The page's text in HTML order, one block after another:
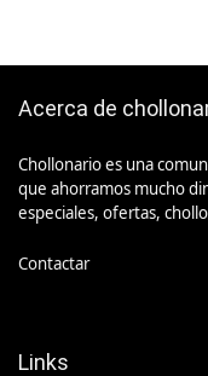
Acerca de
Chollonario es una
que ahorramos mucho
especiales, ofertas,
Contactar
Links